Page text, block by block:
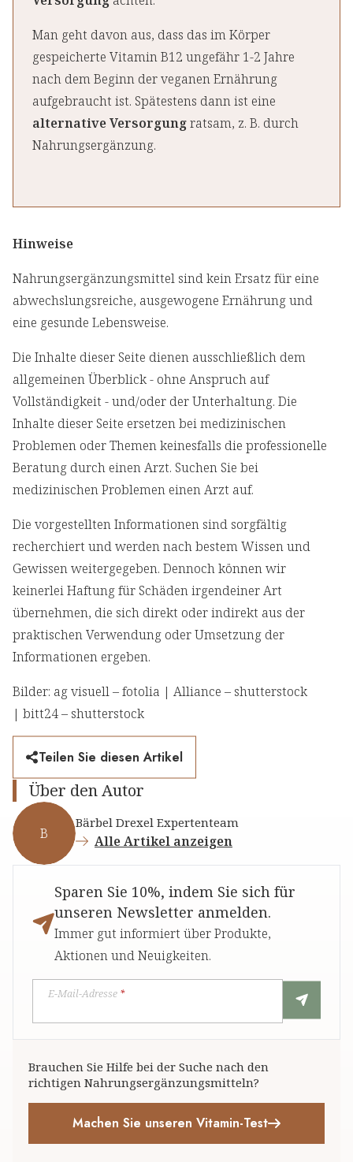
Man geht davon aus, dass das im Körper
gespeicherte Vitamin B12 ungefähr 1-2 Jahre
nach dem Beginn der veganen Ernährung
aufgebraucht ist. Spätestens dann ist eine
alternative Versorgungratsam, z. B. durch
Nahrungsergänzung.
Hinweise
Nahrungsergänzungsmittel sind kein Ersatz für eine
abwechslungsreiche, ausgewogene Ernährung und
eine gesunde Lebensweise.
Die Inhalte dieser Seite dienen ausschließlich dem
allgemeinen Überblick - ohne Anspruch auf
Vollständigkeit - und/oder der Unterhaltung. Die
Inhalte dieser Seite ersetzen bei medizinischen
Problemen oder Themen keinesfalls die professionelle
Beratung durch einen Arzt. Suchen Sie bei
medizinischen Problemen einen Arzt auf.
Die vorgestellten Informationen sind sorgfältig
recherchiert und werden nach bestem Wissen und
Gewissen weitergegeben. Dennoch können wir
keinerlei Haftung für Schäden irgendeiner Art
übernehmen, die sich direkt oder indirekt aus der
praktischen Verwendung oder Umsetzung der
Informationen ergeben.
Bilder: ag visuell – fotolia | Alliance – shutterstock
| bitt24 – shutterstock
Teilen Sie diesen Artikel
Über den Autor
B
Bärbel Drexel Expertenteam
Alle Artikel anzeigen
Sparen Sie 10%, indem Sie sich für
unseren Newsletter anmelden.
Immer gut informiert über Produkte,
Aktionen und Neuigkeiten.
E-Mail-Adresse *
Brauchen Sie Hilfe bei der Suche nach den
richtigen Nahrungsergänzungsmitteln?
Machen Sie unseren Vitamin-Test